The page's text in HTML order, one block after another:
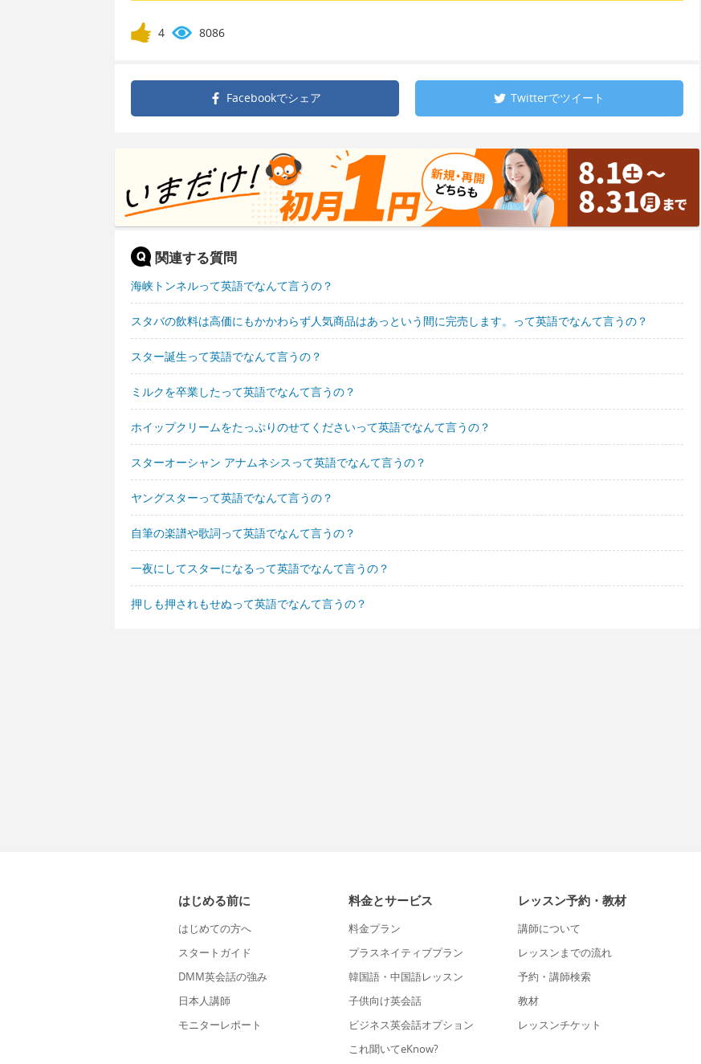
4 8086
Facebookでシェア Twitterでツイート
関連する質問
海峡トンネルって英語でなんて言うの？
スタバの飲料は高価にもかかわらず人気商品はあっという間に完売します。って英語でなんて言うの？
スター誕生って英語でなんて言うの？
ミルクを卒業したって英語でなんて言うの？
ホイップクリームをたっぷりのせてくださいって英語でなんて言うの？
スターオーシャン アナムネシスって英語でなんて言うの？
ヤングスターって英語でなんて言うの？
自筆の楽譜や歌詞って英語でなんて言うの？
一夜にしてスターになるって英語でなんて言うの？
押しも押されもせぬって英語でなんて言うの？
はじめる前に
はじめての方へ
スタートガイド
DMM英会話の強み
日本人講師
モニターレポート
料金とサービス
料金プラン
プラスネイティブプラン
韓国語・中国語レッスン
子供向け英会話
ビジネス英会話オプション
これ聞いてeKnow?
レッスン予約・教材
講師について
レッスンまでの流れ
予約・講師検索
教材
レッスンチケット